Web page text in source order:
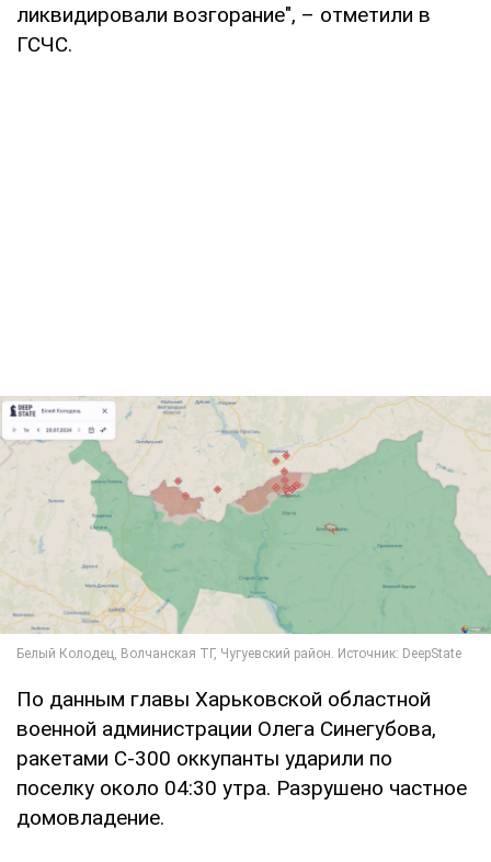
ликвидировали возгорание", – отметили в
ГСЧС.
По данным главы Харьковской областной
военной администрации Олега Синегубова,
ракетами С-300 оккупанты ударили по
поселку около 04:30 утра. Разрушено частное
домовладение.